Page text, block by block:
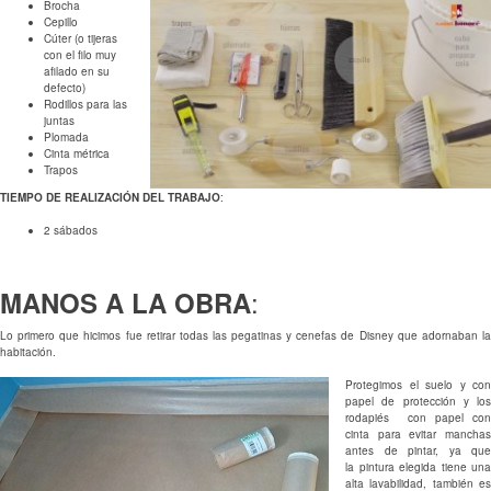
Brocha
Cepillo
Cúter (o tijeras
con el filo muy
afilado en su
defecto)
Rodillos para las
juntas
Plomada
Cinta métrica
Trapos
TIEMPO DE REALIZACIÓN DEL TRABAJO:
2 sábados
MANOS A LA OBRA:
Lo primero que hicimos fue retirar todas las pegatinas y cenefas de Disney que adornaban la
habitación.
Protegimos el suelo y con
papel de protección y los
rodapiés con papel con
cinta para evitar manchas
antes de pintar, ya que
la pintura elegida tiene una
alta lavabilidad, también es